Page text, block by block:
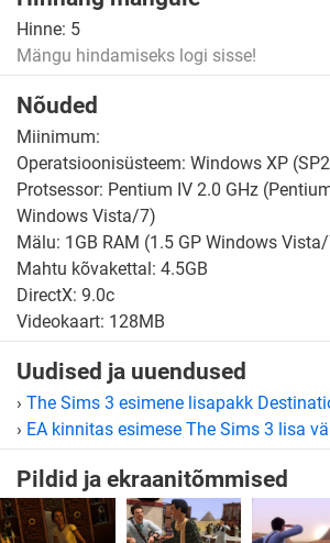
Hinne: 5
Mängu hindamiseks logi sisse!
Nõuded
Miinimum:
Operatsioonisüsteem: Windows XP
Protsessor: Pentium IV 2.0 GHz
Windows Vista/7)
Mälu: 1GB RAM (1.5 GP Windows
Mahtu kõvakettal: 4.5GB
DirectX: 9.0c
Videokaart: 128MB
Uudised ja uuendused
› The Sims 3 esimene lisapakk
› EA kinnitas esimese The Sims 3 lisa
Pildid ja ekraanitõmmised